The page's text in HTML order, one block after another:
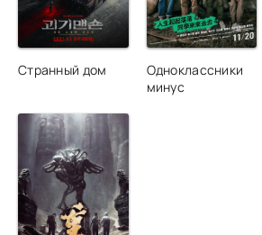
Странный дом
Одноклассники
минус